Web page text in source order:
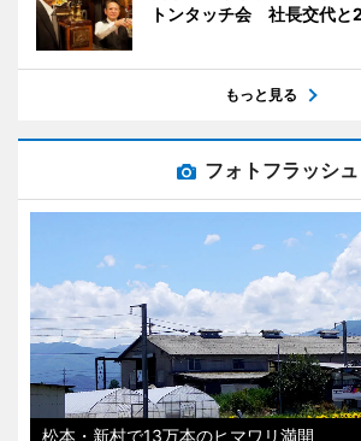
トンタッチ会 社長交代と
もっと見る
フォトフラッシュ
松本・新村で13万本のヒマワリ満開